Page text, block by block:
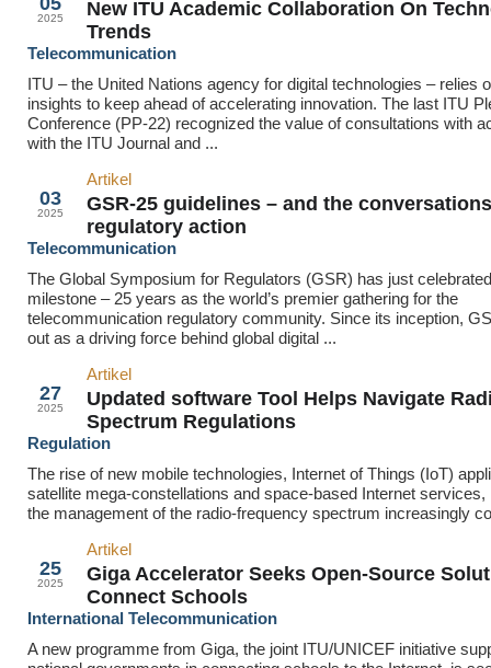
2025
New ITU Academic Collaboration On
Trends
Telecommunication
ITU – the United Nations agency for digital technologies – relies
insights to keep ahead of accelerating innovation. The last ITU
Conference (PP-22) recognized the value of consultations with
with the ITU Journal and ...
03
2025
Artikel
GSR-25 guidelines – and the
regulatory action
Telecommunication
The Global Symposium for Regulators (GSR) has just
milestone – 25 years as the world’s premier gathering for the
telecommunication regulatory community. Since its inception,
out as a driving force behind global digital ...
27
2025
Artikel
Updated software Tool Helps Navigate
Spectrum Regulations
Regulation
The rise of new mobile technologies, Internet of Things (IoT)
satellite mega-constellations and space-based Internet services,
the management of the radio-frequency spectrum increasingly
25
2025
Artikel
Giga Accelerator Seeks Open-Source
Connect Schools
International Telecommunication
A new programme from Giga, the joint ITU/UNICEF initiative